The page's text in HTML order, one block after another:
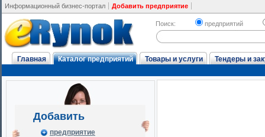
Информационный бизнес-портал Добавить предприятие
Поиск: предприятий
Главная Каталог предприятий Товары и услуги Тендеры и
Добавить
предприятие